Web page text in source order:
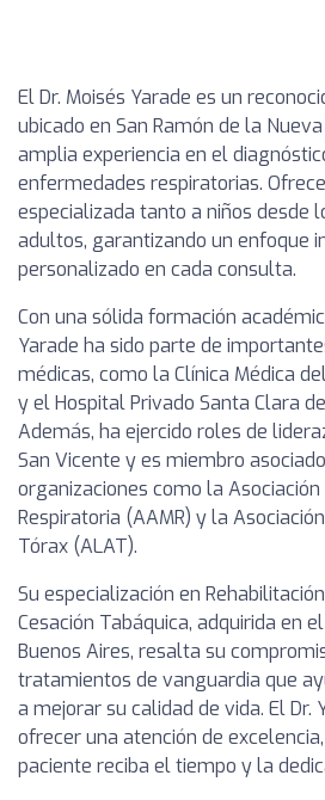
El Dr. Moisés Yarade es un
ubicado en San Ramón de la
amplia experiencia en el
enfermedades respiratorias.
especializada tanto a niños desde
adultos, garantizando un enfoque
personalizado en cada consulta.
Con una sólida formación
Yarade ha sido parte de
médicas, como la Clínica Médica
y el Hospital Privado Santa Clara
Además, ha ejercido roles de
San Vicente y es miembro
organizaciones como la
Respiratoria (AAMR) y la
Tórax (ALAT).
Su especialización en
Cesación Tabáquica, adquirida en
Buenos Aires, resalta su
tratamientos de vanguardia que
a mejorar su calidad de vida. El Dr.
ofrecer una atención de
paciente reciba el tiempo y la